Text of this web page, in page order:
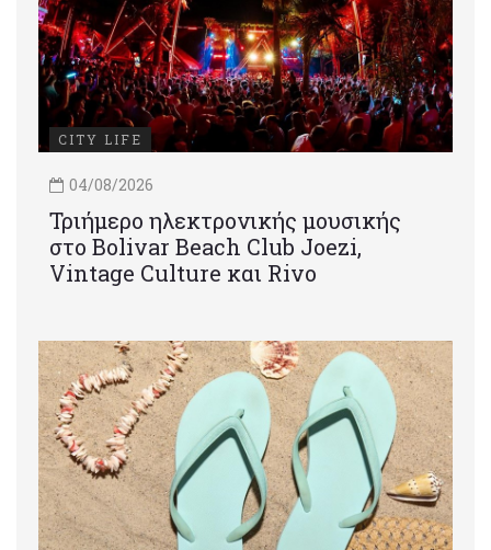
CITY LIFE
04/08/2026
Τριήμερο ηλεκτρονικής μουσικής
στο Bolivar Beach Club Joezi,
Vintage Culture και Rivo